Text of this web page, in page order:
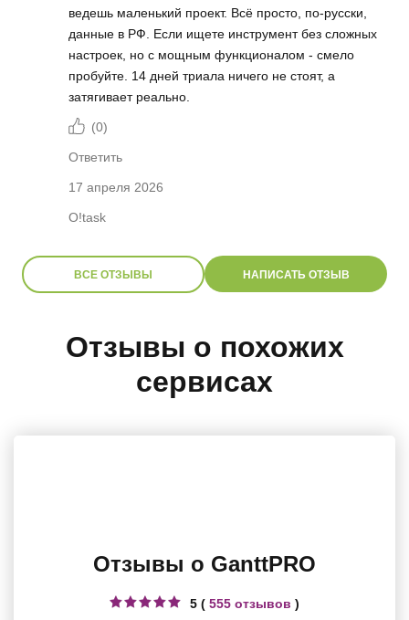
ведешь маленький проект. Всё просто, по-русски,
данные в РФ. Если ищете инструмент без сложных
настроек, но с мощным функционалом - смело
пробуйте. 14 дней триала ничего не стоят, а
затягивает реально.
(0)
Ответить
17 апреля 2026
O!task
ВСЕ ОТЗЫВЫ НАПИСАТЬ ОТЗЫВ
Отзывы о похожих
сервисах
Отзывы о GanttPRO
5 ( 555 отзывов )